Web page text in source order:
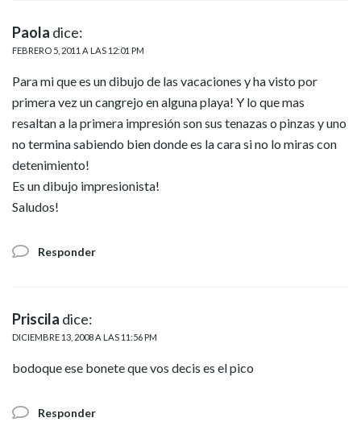
Paola dice:
FEBRERO 5, 2011 A LAS 12:01 PM
Para mi que es un dibujo de las vacaciones y ha visto por
primera vez un cangrejo en alguna playa! Y lo que mas
resaltan a la primera impresión son sus tenazas o pinzas y uno
no termina sabiendo bien donde es la cara si no lo miras con
detenimiento!
Es un dibujo impresionista!
Saludos!
Responder
Priscila dice:
DICIEMBRE 13, 2008 A LAS 11:56 PM
bodoque ese bonete que vos decis es el pico
Responder